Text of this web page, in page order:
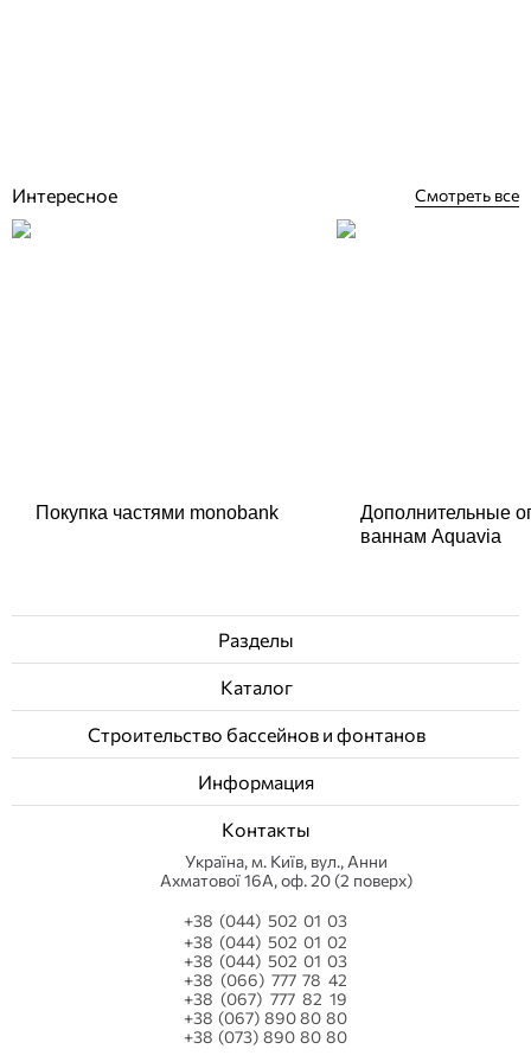
Интересное Смотреть все
Покупка частями monobank
Дополнительные
ваннам Aquavia
Разделы
Каталог
Строительство бассейнов и фонтанов
Информация
Контакты
Українa, м. Київ, вул., Анни
Ахматової 16А, оф. 20 (2 поверх)
+38 (044) 502 01 03
+38 (044) 502 01 02
+38 (044) 502 01 03
+38 (066) 777 78 42
+38 (067) 777 82 19
+38 (067) 890 80 80
+38 (073) 890 80 80